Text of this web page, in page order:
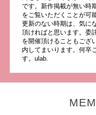
です。新作掲載が無い時
をご覧いただくことが可
更新のない時期は、気に
頂ければと思います。委
を開催頂けることもござ
内してまいります。何卒
す。ulab.